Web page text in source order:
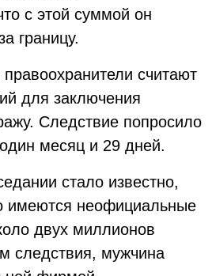
с этой суммой он
границу.
считают
для заключения
Следствие попросило
месяц и 29 дней.
стало известно,
имеются неофициальные
двух миллионов
следствия, мужчина